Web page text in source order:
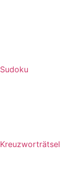
Sudoku
Kreuzworträtsel